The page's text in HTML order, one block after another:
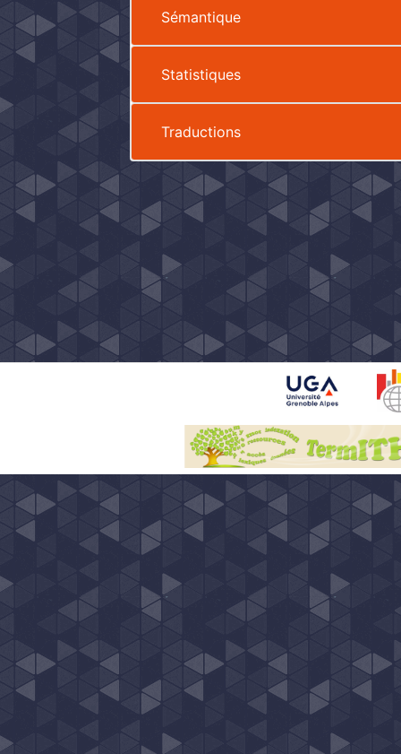
Sémantique
Statistiques
Traductions